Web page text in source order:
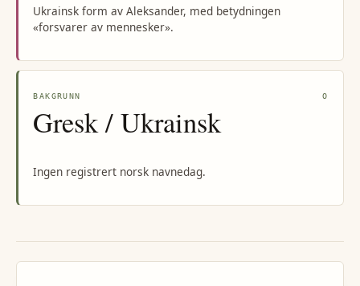
Ukrainsk form av Aleksander, med betydningen
«forsvarer av mennesker».
BAKGRUNN O
Gresk / Ukrainsk
Ingen registrert norsk navnedag.